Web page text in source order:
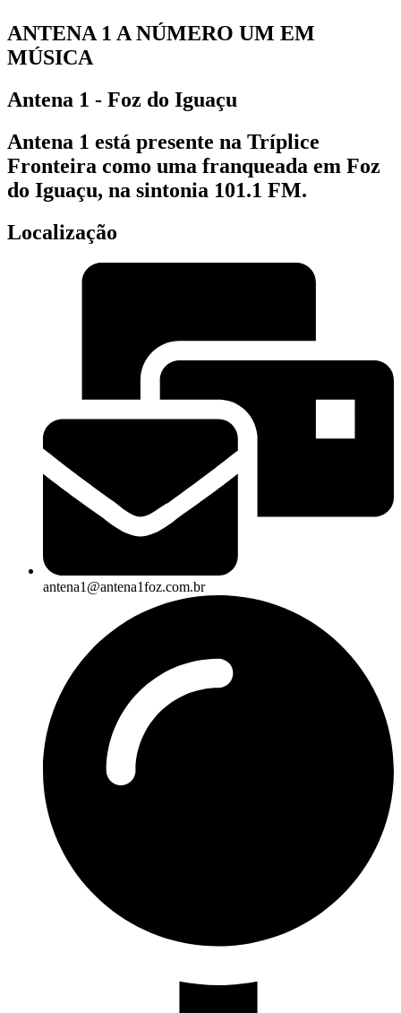
ANTENA 1 A NÚMERO UM EM
MÚSICA
Antena 1 - Foz do Iguaçu
Antena 1 está presente na Tríplice
Fronteira como uma franqueada em Foz
do Iguaçu, na sintonia 101.1 FM.
Localização
antena1@antena1foz.com.br